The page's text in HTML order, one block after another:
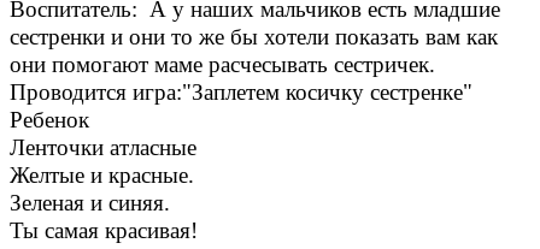
Воспитатель: А у наших мальчиков есть младшие
сестренки и они то же бы хотели показать вам как
они помогают маме расчесывать сестричек.
Проводится игра:"Заплетем косичку сестренке"
Ребенок
Ленточки атласные
Желтые и красные.
Зеленая и синяя.
Ты самая красивая!